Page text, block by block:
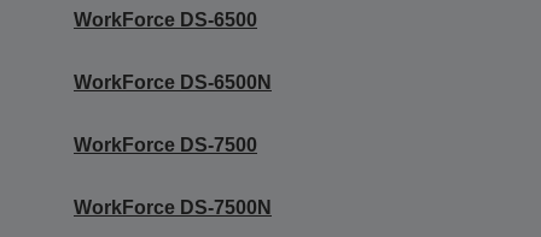
WorkForce DS-6500
WorkForce DS-6500N
WorkForce DS-7500
WorkForce DS-7500N